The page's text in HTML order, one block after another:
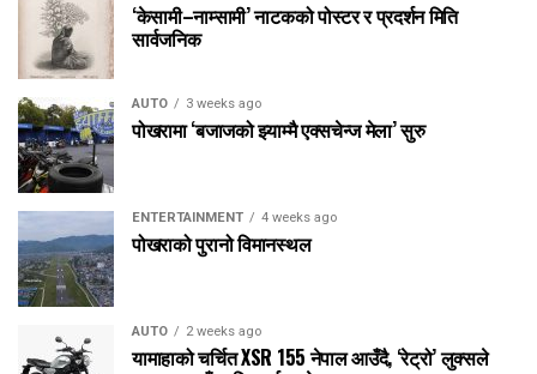
‘केसामी–नाम्सामी’ नाटकको पोस्टर र प्रदर्शन मिति
सार्वजनिक
AUTO 3 weeks ago
पोखरामा ‘बजाजको झ्याम्मै एक्सचेन्ज मेला’ सुरु
ENTERTAINMENT 4 weeks ago
पोखराको पुरानो विमानस्थल
AUTO 2 weeks ago
यामाहाको चर्चित XSR 155 नेपाल आउँदै, ‘रेट्रो’ लुक्सले